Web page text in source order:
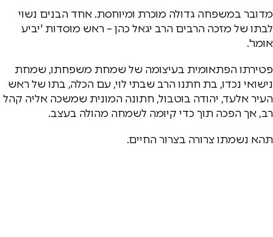
מדובר במשפחה גדולה מוכרת ומיוחסת. אחד הבנים נשוי
לבתו של מזכה הרבים הרב יגאל כהן – ראש מוסדות 'יביע
אומר'.
פטירתו הפתאומית בעיצומה של שמחת משפחתו, שמחת
נישואי נכדו, בת חתנו הרב שבתי לוי, עם הכלה, בתו של ראש
העיר אלעד, יהודה בוטבול, חתונה המונית שמשכה אליה קהל
רב, אך הפכה תוך כדי קיומה לשמחה מהולה בעצב.
תהא נשמתו צרורה בצרור החיים.